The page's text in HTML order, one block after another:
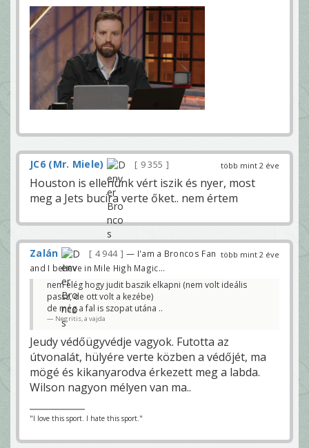
több mint 2 éve
JC6 (Mr. Miele) 9 355
Houston is ellenünk vért iszik és nyer, most
meg a Jets bucira verte őket.. nem értem
több mint 2 éve
Zalán 4 944
— I'am a Broncos Fan
and I believe in Mile High Magic...
nem elég hogy judit baszik elkapni (nem volt ideális
passz, de ott volt a kezébe)
de még a fal is szopat utána ..
Negritis, a vajda
Jeudy védőügyvédje vagyok. Futotta az
útvonalát, hülyére verte közben a védőjét, ma
mögé és kikanyarodva érkezett meg a labda.
Wilson nagyon mélyen van ma..
"I love this sport. I hate this sport."